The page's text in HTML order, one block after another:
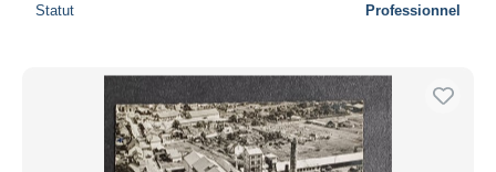
Statut Professionnel